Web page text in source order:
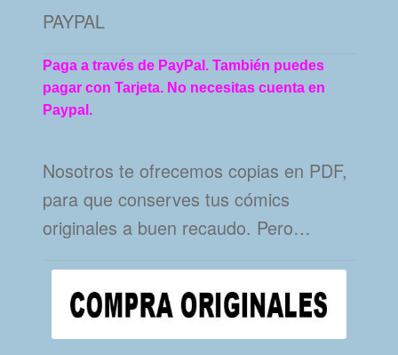
PAYPAL
Paga a través de PayPal. También puedes
pagar con Tarjeta. No necesitas cuenta en
Paypal.
Nosotros te ofrecemos copias en PDF,
para que conserves tus cómics
originales a buen recaudo. Pero…